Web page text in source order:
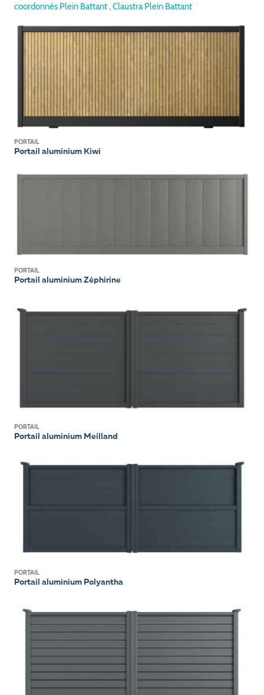
coordonnés Plein Battant ,Claustra Plein Battant
PORTAIL
Portail aluminium Kiwi
PORTAIL
Portail aluminium Zéphirine
PORTAIL
Portail aluminium Meilland
PORTAIL
Portail aluminium Polyantha